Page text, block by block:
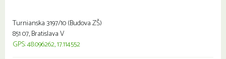
Turnianska 3197/10 (Budova ZŠ)
851 07, Bratislava V
GPS: 48.096262, 17.114552